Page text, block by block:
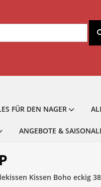
FÜR DEN NAGER
ANGEBOTE &
Kissen Boho eckig